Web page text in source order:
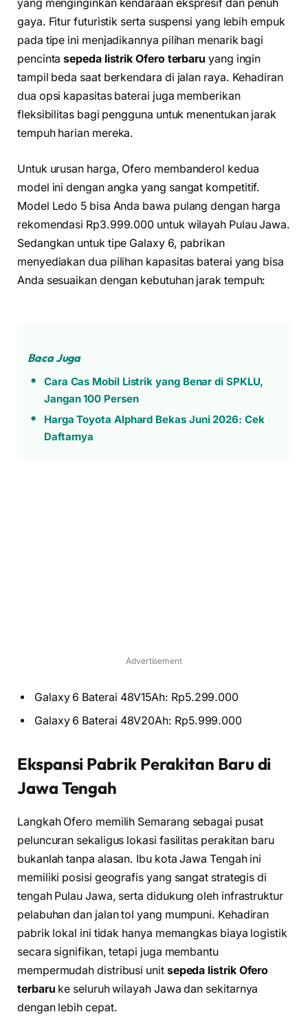
yang menginginkan kendaraan ekspresif dan penuh
gaya. Fitur futuristik serta suspensi yang lebih empuk
pada tipe ini menjadikannya pilihan menarik bagi
pencintasepeda listrik Ofero terbaru yang ingin
tampil beda saat berkendara di jalan raya. Kehadiran
dua opsi kapasitas baterai juga memberikan
fleksibilitas bagi pengguna untuk menentukan jarak
tempuh harian mereka.
Untuk urusan harga, Ofero membanderol kedua
model ini dengan angka yang sangat kompetitif.
Model Ledo 5 bisa Anda bawa pulang dengan harga
rekomendasi Rp3.999.000 untuk wilayah Pulau Jawa.
Sedangkan untuk tipe Galaxy 6, pabrikan
menyediakan dua pilihan kapasitas baterai yang bisa
Anda sesuaikan dengan kebutuhan jarak tempuh:
Baca Juga
Cara Cas Mobil Listrik yang Benar di SPKLU,
Jangan 100 Persen
Harga Toyota Alphard Bekas Juni 2026: Cek
Daftarnya
Advertisement
Galaxy 6 Baterai 48V15Ah: Rp5.299.000
Galaxy 6 Baterai 48V20Ah: Rp5.999.000
Ekspansi Pabrik Perakitan Baru di
Jawa Tengah
Langkah Ofero memilih Semarang sebagai pusat
peluncuran sekaligus lokasi fasilitas perakitan baru
bukanlah tanpa alasan. Ibu kota Jawa Tengah ini
memiliki posisi geografis yang sangat strategis di
tengah Pulau Jawa, serta didukung oleh infrastruktur
pelabuhan dan jalan tol yang mumpuni. Kehadiran
pabrik lokal ini tidak hanya memangkas biaya logistik
secara signifikan, tetapi juga membantu
mempermudah distribusi unit sepeda listrik Ofero
terbaru ke seluruh wilayah Jawa dan sekitarnya
dengan lebih cepat.